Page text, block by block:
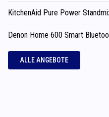
KitchenAid Pure Power
Denon Home 600 Smart
ALLE ANGEBOTE